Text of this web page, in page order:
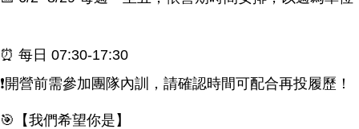
⏰ 每日 07:30-17:30
❗️開營前需參加團隊內訓，請確認時間可配合再投履歷！
🎯【我們希望你是】